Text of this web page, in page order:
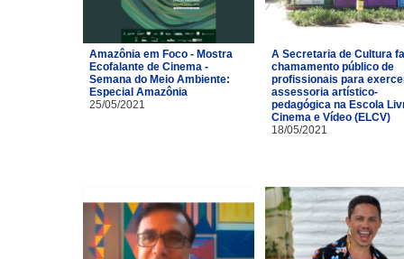
Amazônia em Foco - Mostra
Ecofalante de Cinema -
Semana do Meio Ambiente:
Especial Amazônia
25/05/2021
A Secretaria de Cultura
chamamento público de
profissionais para
assessoria artístico-
pedagógica na Escola
Cinema e Vídeo (ELCV)
18/05/2021